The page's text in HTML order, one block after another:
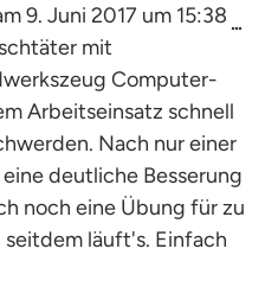
9. Juni 2017 um 15:38
mit
Computer-
Arbeitseinsatz schnell
Nach nur einer
deutliche Besserung
noch eine Übung für zu
läuft's. Einfach
...